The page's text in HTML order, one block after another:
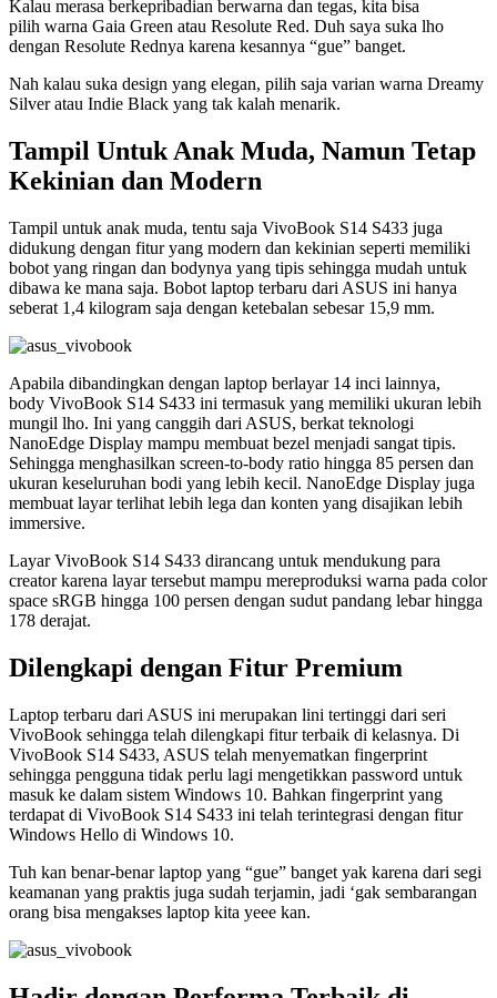
Kalau merasa berkepribadian berwarna dan tegas, kita bisa
pilih warna Gaia Green atau Resolute Red. Duh saya suka lho
dengan Resolute Rednya karena kesannya “gue” banget.
Nah kalau suka design yang elegan, pilih saja varian warna Dreamy
Silver atau Indie Black yang tak kalah menarik.
Tampil Untuk Anak Muda, Namun Tetap
Kekinian dan Modern
Tampil untuk anak muda, tentu saja VivoBook S14 S433 juga
didukung dengan fitur yang modern dan kekinian seperti memiliki
bobot yang ringan dan bodynya yang tipis sehingga mudah untuk
dibawa ke mana saja. Bobot laptop terbaru dari ASUS ini hanya
seberat 1,4 kilogram saja dengan ketebalan sebesar 15,9 mm.
Apabila dibandingkan dengan laptop berlayar 14 inci lainnya,
body VivoBook S14 S433 ini termasuk yang memiliki ukuran lebih
mungil lho. Ini yang canggih dari ASUS, berkat teknologi
NanoEdge Display mampu membuat bezel menjadi sangat tipis.
Sehingga menghasilkan screen-to-body ratio hingga 85 persen dan
ukuran keseluruhan bodi yang lebih kecil. NanoEdge Display juga
membuat layar terlihat lebih lega dan konten yang disajikan lebih
immersive.
Layar VivoBook S14 S433 dirancang untuk mendukung para
creator karena layar tersebut mampu mereproduksi warna pada color
space sRGB hingga 100 persen dengan sudut pandang lebar hingga
178 derajat.
Dilengkapi dengan Fitur Premium
Laptop terbaru dari ASUS ini merupakan lini tertinggi dari seri
VivoBook sehingga telah dilengkapi fitur terbaik di kelasnya. Di
VivoBook S14 S433, ASUS telah menyematkan fingerprint
sehingga pengguna tidak perlu lagi mengetikkan password untuk
masuk ke dalam sistem Windows 10. Bahkan fingerprint yang
terdapat di VivoBook S14 S433 ini telah terintegrasi dengan fitur
Windows Hello di Windows 10.
Tuh kan benar-benar laptop yang “gue” banget yak karena dari segi
keamanan yang praktis juga sudah terjamin, jadi ‘gak sembarangan
orang bisa mengakses laptop kita yeee kan.